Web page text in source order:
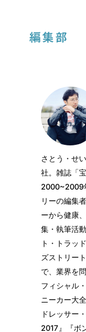
さとう・せ
社。雑誌「
2000~2009
リーの編集
ーから健康
集・執筆活
ト・トラッ
ズストリー
で、業界を
フィシャル
ニーカー大
ドレッサー
2017』『ボ